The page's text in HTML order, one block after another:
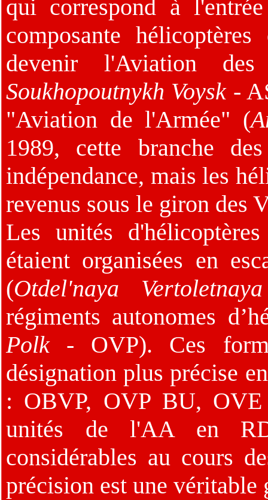
qui correspond à
composante
devenir l'Aviation
Soukhopoutnykh Voysk-
"Aviation de l'Armée" (
1989, cette branche
indépendance, mais les
revenus sous le giron des
Les unités
étaient organisées en
(Otdel'naya
régiments autonomes
Polk- OVP). Ces
désignation plus précise
: OBVP, OVP BU,
unités de l'AA en
considérables au cours
précision est une véritable